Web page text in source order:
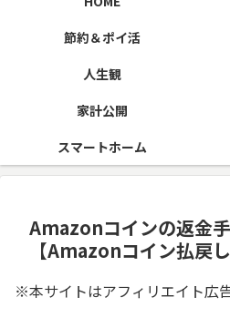
節約＆ポイ活
人生観
家計公開
スマートホーム
Amazonコインの返金
【Amazonコイン払戻し
※本サイトはアフィリエイト広